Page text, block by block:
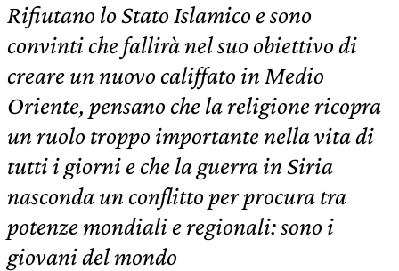
Rifiutano lo Stato Islamico e sono
convinti che fallirà nel suo obiettivo di
creare un nuovo califfato in Medio
Oriente, pensano che la religione ricopra
un ruolo troppo importante nella vita di
tutti i giorni e che la guerra in Siria
nasconda un conflitto per procura tra
potenze mondiali e regionali: sono i
giovani del mondo